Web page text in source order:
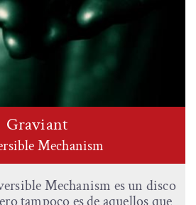
Graviant
Mechanism
Mechanism es un disco